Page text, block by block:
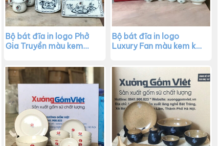
Bộ bát đĩa in logo Phở
Gia Truyền màu kem
XG-BD08
Bộ bát đĩa in logo
Luxury Fan màu kem kẻ
BD07